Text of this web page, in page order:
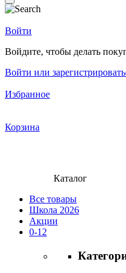
Войти
Войдите, чтобы делать
Войти или
Избранное
Корзина
Каталог
Все товары
Школа 2026
Акции
0-12